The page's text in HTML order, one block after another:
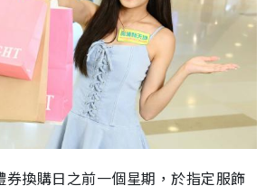
券換購日之前一個星期，於指定服飾